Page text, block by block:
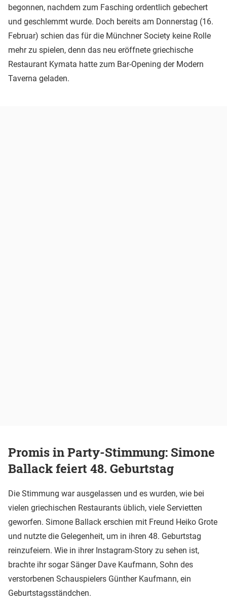
begonnen, nachdem zum Fasching ordentlich gebechert
und geschlemmt wurde. Doch bereits am Donnerstag (16.
Februar) schien das für die Münchner Society keine Rolle
mehr zu spielen, denn das neu eröffnete griechische
Restaurant Kymata hatte zum Bar-Opening der Modern
Taverna geladen.
Promis in Party-Stimmung: Simone
Ballack feiert 48. Geburtstag
Die Stimmung war ausgelassen und es wurden, wie bei
vielen griechischen Restaurants üblich, viele Servietten
geworfen. Simone Ballack erschien mit Freund Heiko Grote
und nutzte die Gelegenheit, um in ihren 48. Geburtstag
reinzufeiern. Wie in ihrer Instagram-Story zu sehen ist,
brachte ihr sogar Sänger Dave Kaufmann, Sohn des
verstorbenen Schauspielers Günther Kaufmann, ein
Geburtstagsständchen.